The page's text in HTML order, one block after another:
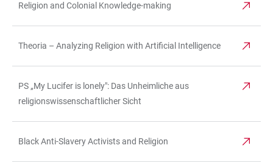
Religion and Colonial Knowledge-making
Theoria – Analyzing Religion with Artificial Intelligence
PS „My Lucifer is lonely": Das Unheimliche aus
religionswissenschaftlicher Sicht
Black Anti-Slavery Activists and Religion